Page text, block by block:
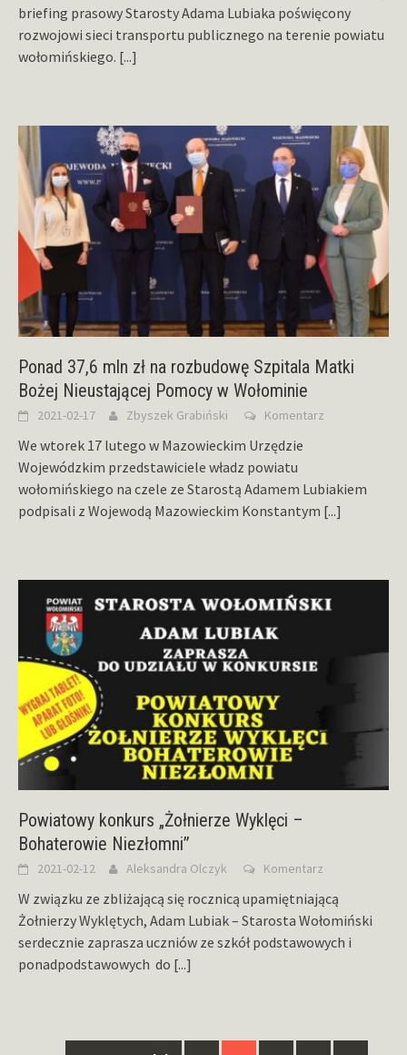
briefing prasowy Starosty Adama Lubiaka poświęcony
rozwojowi sieci transportu publicznego na terenie powiatu
wołomińskiego. [...]
Ponad 37,6 mln zł na rozbudowę Szpitala Matki
Bożej Nieustającej Pomocy w Wołominie
2021-02-17 Zbyszek Grabiński Komentarz
We wtorek 17 lutego w Mazowieckim Urzędzie
Wojewódzkim przedstawiciele władz powiatu
wołomińskiego na czele ze Starostą Adamem Lubiakiem
podpisali z Wojewodą Mazowieckim Konstantym [...]
Powiatowy konkurs „Żołnierze Wyklęci –
Bohaterowie Niezłomni”
2021-02-12 Aleksandra Olczyk Komentarz
W związku ze zbliżającą się rocznicą upamiętniającą
Żołnierzy Wyklętych, Adam Lubiak – Starosta Wołomiński
serdecznie zaprasza uczniów ze szkół podstawowych i
ponadpodstawowych do [...]